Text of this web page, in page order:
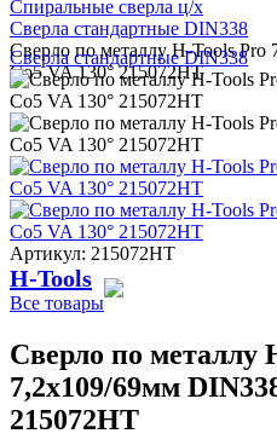
Спиральные сверла ц/х
Сверла стандартные DIN338
Сверло по металлу H-Tools
Co5 VA 130° 215072HT
Сверла стандартные DIN338
Артикул: 215072HT
H-Tools
Все товары
Сверло по металлу
7,2x109/69мм
215072HT